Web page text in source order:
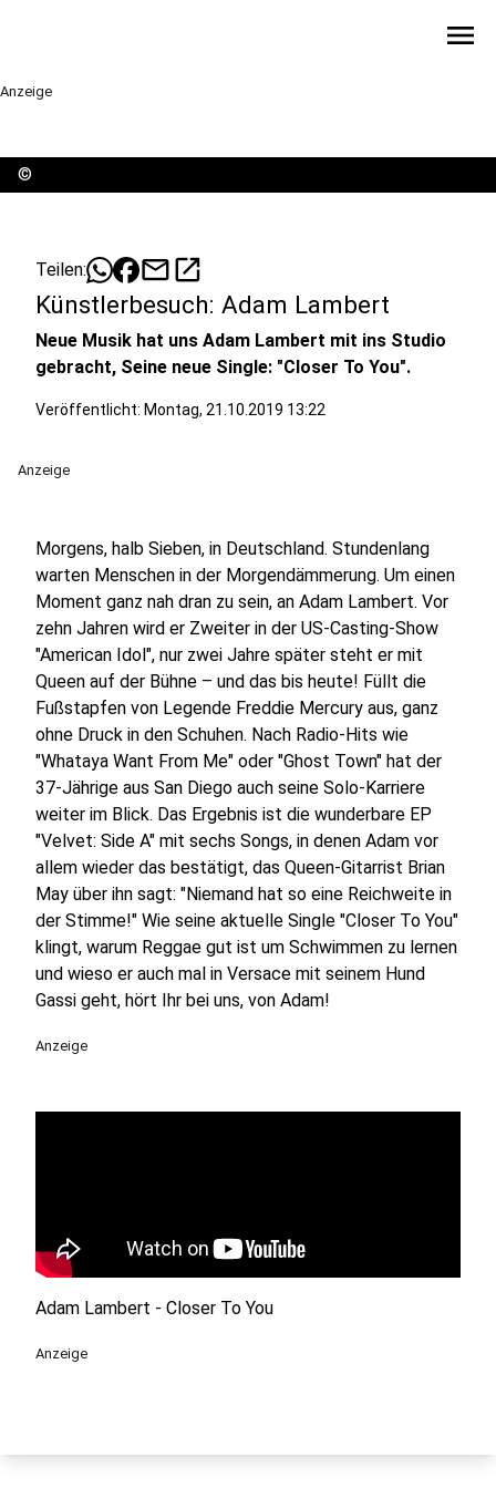
menu
Anzeige
©
Teilen: mailopen_in_new
Künstlerbesuch: Adam Lambert
Neue Musik hat uns Adam Lambert mit ins Studio
gebracht, Seine neue Single: "Closer To You".
Veröffentlicht: Montag, 21.10.2019 13:22
Anzeige
Morgens, halb Sieben, in Deutschland. Stundenlang
warten Menschen in der Morgendämmerung. Um einen
Moment ganz nah dran zu sein, an Adam Lambert. Vor
zehn Jahren wird er Zweiter in der US-Casting-Show
"American Idol", nur zwei Jahre später steht er mit
Queen auf der Bühne – und das bis heute! Füllt die
Fußstapfen von Legende Freddie Mercury aus, ganz
ohne Druck in den Schuhen. Nach Radio-Hits wie
"Whataya Want From Me" oder "Ghost Town" hat der
37-Jährige aus San Diego auch seine Solo-Karriere
weiter im Blick. Das Ergebnis ist die wunderbare EP
"Velvet: Side A" mit sechs Songs, in denen Adam vor
allem wieder das bestätigt, das Queen-Gitarrist Brian
May über ihn sagt: "Niemand hat so eine Reichweite in
der Stimme!" Wie seine aktuelle Single "Closer To You"
klingt, warum Reggae gut ist um Schwimmen zu lernen
und wieso er auch mal in Versace mit seinem Hund
Gassi geht, hört Ihr bei uns, von Adam!
Anzeige
Adam Lambert - Closer To You
Anzeige